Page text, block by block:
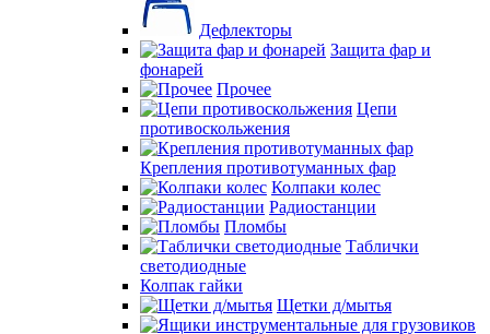
Дефлекторы
Защита фар и
фонарей
Прочее
Цепи
противоскольжения
Крепления противотуманных фар
Колпаки колес
Радиостанции
Пломбы
Таблички
светодиодные
Колпак гайки
Щетки д/мытья